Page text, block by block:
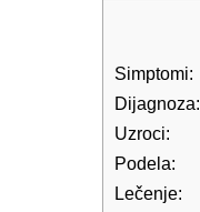
Simptomi:
Dijagnoza:
Uzroci:
Podela:
Lečenje: